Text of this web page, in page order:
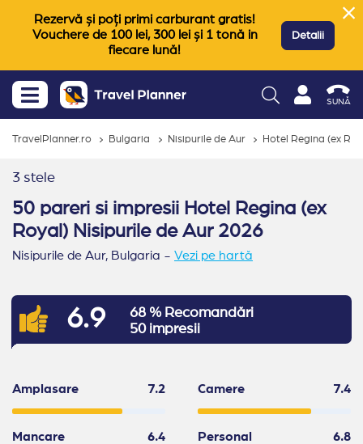
Rezervă și poți primi carburant gratis!
Vouchere de 100 lei, 300 lei și 1 tonă in
fiecare lună!
Detalii
SUNĂ
TravelPlanner.ro Bulgaria Nisipurile de Aur Hotel Regina (ex
3 stele
50 pareri si impresii Hotel Regina (ex
Royal) Nisipurile de Aur 2026
Nisipurile de Aur, Bulgaria - Vezi pe hartă
6.9
68 % Recomandări
50 impresii
Amplasare 7.2 Camere 7.4
Mancare 6.4 Personal 6.8